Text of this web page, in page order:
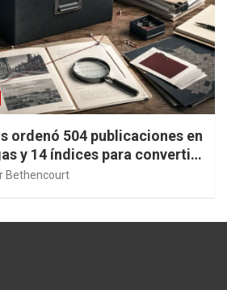
ordenó 504 publicaciones en
y 14 índices para convertir
en memoria pública
Bethencourt